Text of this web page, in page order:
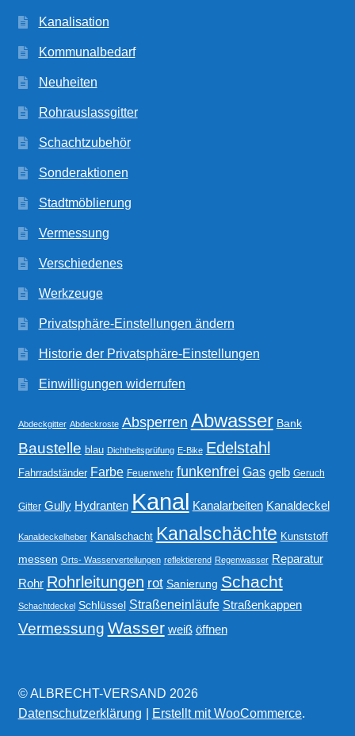
Kanalisation
Kommunalbedarf
Neuheiten
Rohrauslassgitter
Schachtzubehör
Sonderaktionen
Stadtmöblierung
Vermessung
Verschiedenes
Werkzeuge
Privatsphäre-Einstellungen ändern
Historie der Privatsphäre-Einstellungen
Einwilligungen widerrufen
Abdeckgitter Abdeckroste Absperren Abwasser Bank
Baustelle blau Dichtheitsprüfung E-Bike Edelstahl
Fahrradständer Farbe Feuerwehr funkenfrei Gas gelb Geruch
Gitter Gully Hydranten Kanal Kanalarbeiten Kanaldeckel
Kanaldeckelheber Kanalschacht Kanalschächte Kunststoff
messen Orts- Wasserverteilungen reflektierend Regenwasser Reparatur
Rohr Rohrleitungen rot Sanierung Schacht
Schachtdeckel Schlüssel Straßeneinläufe Straßenkappen
Vermessung Wasser weiß öffnen
© ALBRECHT-VERSAND 2026
Datenschutzerklärung
Erstellt mit WooCommerce.